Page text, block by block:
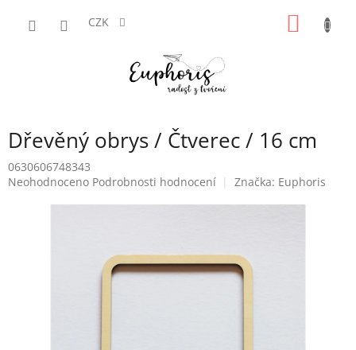
CZK
Dřevěný obrys / Čtverec / 16 cm
0630606748343
Průměrné
Neohodnoceno Podrobnosti hodnocení Značka: Euphoris